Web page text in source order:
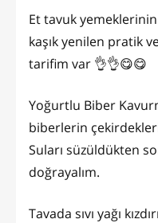
Et tavuk yemeklerinin
kaşık yenilen pratik
tarifim var 👌👌😋😋
Yoğurtlu Biber
biberlerin
Suları süzüldükten
doğrayalım.
Tavada sıvı yağı